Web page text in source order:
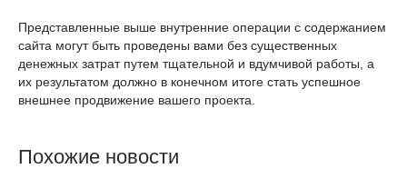
Представленные выше внутренние операции с содержанием
сайта могут быть проведены вами без существенных
денежных затрат путем тщательной и вдумчивой работы, а
их результатом должно в конечном итоге стать успешное
внешнее продвижение вашего проекта.
Похожие новости